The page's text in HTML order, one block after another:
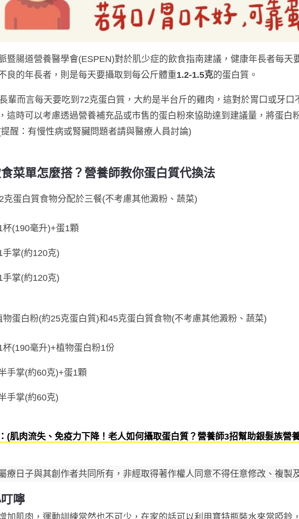
暨腸道營養醫學會(ESPEN)對於肌少症的飲食指南建議，健康年長者每天
良的年長者，則是每天要攝取到每公斤體重1.2-1.5克的蛋白質。
輩而言每天要吃到72克蛋白質，大約是半台斤的雞肉，這對於胃口或牙
這時可以考慮透過營養補充品或市售的蛋白粉來協助達到建議量，將蛋白
醒：有慢性病或腎臟問題者請與醫療人員討論)
菜單怎麼搭？營養師教你蛋白質代換法
克蛋白質食物分配於三餐(不考慮其他澱粉、蔬菜)
(190毫升)+蛋1顆
掌(約120克)
掌(約120克)
物蛋白粉(約25克蛋白質)和45克蛋白質食物(不考慮其他澱粉、蔬菜)
(190毫升)+植物蛋白粉1份
手掌(約60克)+蛋1顆
手掌(約60克)
(肌肉流失、免疫力下降！老人如何攝取蛋白質？營養師3招幫助銀髮族營
療日子與其創作者共同所有，非經取得著作權人同意不得任意修改、複製
嚀
加肌肉， 運動訓練當然也不可少，在家的話可以利用寶特瓶裝水來當啞鈴